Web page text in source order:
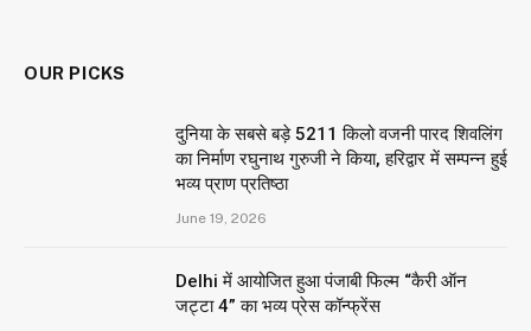
OUR PICKS
दुनिया के सबसे बड़े 5211 किलो वजनी पारद शिवलिंग
का निर्माण रघुनाथ गुरुजी ने किया, हरिद्वार में सम्पन्न हुई
भव्य प्राण प्रतिष्ठा
June 19, 2026
Delhi में आयोजित हुआ पंजाबी फिल्म “कैरी ऑन
जट्टा 4” का भव्य प्रेस कॉन्फ्रेंस